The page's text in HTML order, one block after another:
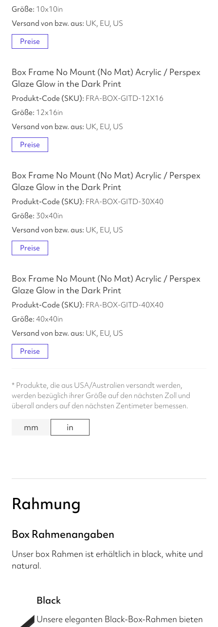
10x10in
UK, EU, US
Preise
Box Frame No Mount (No Mat) Acrylic / Perspex
Glaze Glow in the Dark Print
FRA-BOX-GITD-12X16
12x16in
UK, EU, US
Preise
Box Frame No Mount (No Mat) Acrylic / Perspex
Glaze Glow in the Dark Print
FRA-BOX-GITD-30X40
30x40in
UK, EU, US
Preise
Box Frame No Mount (No Mat) Acrylic / Perspex
Glaze Glow in the Dark Print
FRA-BOX-GITD-40X40
40x40in
UK, EU, US
Preise
* Produkte, die aus USA/Australien versandt werden,
werden bezüglich ihrer Größe auf den nächsten Zoll und
überall anders auf den nächsten Zentimeter bemessen.
mm in
Rahmung
Box Rahmenangaben
Unser box Rahmen ist erhältlich in black, white und
natural.
Black
Unsere eleganten Black-Box-Rahmen bieten